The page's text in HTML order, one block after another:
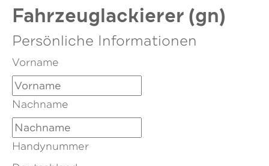
Fahrzeuglackierer (gn)
Persönliche Informationen
Vorname
Nachname
Handynummer